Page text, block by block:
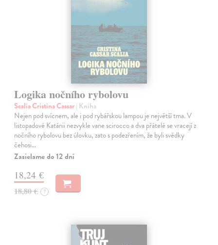
Logika nočního rybolovu
Scalia Cristina Cassar| Kniha
Nejen pod svícnem, ale i pod rybářskou lampou je největší tma. V
listopadové Katánii nezvykle vane scirocco a dva přátelé se vracejí z
nočního rybolovu bez úlovku, zato s podezřením, že byli svědky
čehosi…
Zasielame do 12 dní
18,24 €
18,80 € ?